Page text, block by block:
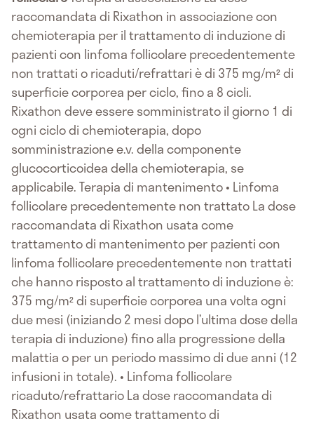
raccomandata di Rixathon in associazione con
chemioterapia per il trattamento di induzione di
pazienti con linfoma follicolare precedentemente
non trattati o ricaduti/refrattari è di 375 mg/m² di
superficie corporea per ciclo, fino a 8 cicli.
Rixathon deve essere somministrato il giorno 1 di
ogni ciclo di chemioterapia, dopo
somministrazione e.v. della componente
glucocorticoidea della chemioterapia, se
applicabile. Terapia di mantenimento • Linfoma
follicolare precedentemente non trattato La dose
raccomandata di Rixathon usata come
trattamento di mantenimento per pazienti con
linfoma follicolare precedentemente non trattati
che hanno risposto al trattamento di induzione è:
375 mg/m² di superficie corporea una volta ogni
due mesi (iniziando 2 mesi dopo l’ultima dose della
terapia di induzione) fino alla progressione della
malattia o per un periodo massimo di due anni (12
infusioni in totale). • Linfoma follicolare
ricaduto/refrattario La dose raccomandata di
Rixathon usata come trattamento di